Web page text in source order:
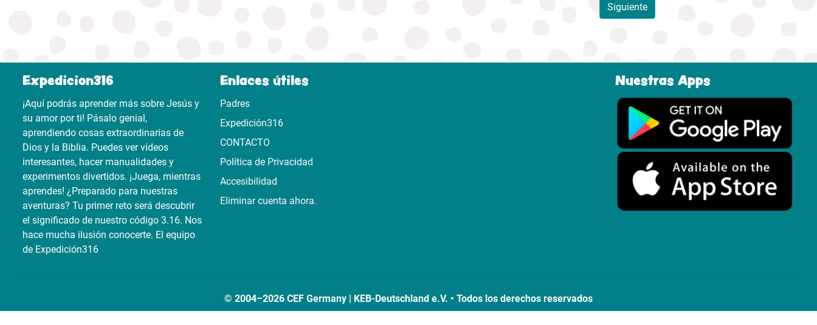
Siguiente
Expedicion316
¡Aquí podrás aprender más sobre Jesús y
su amor por ti! Pásalo genial,
aprendiendo cosas extraordinarias de
Dios y la Biblia. Puedes ver vídeos
interesantes, hacer manualidades y
experimentos divertidos. ¡Juega, mientras
aprendes! ¿Preparado para nuestras
aventuras? Tu primer reto será descubrir
el significado de nuestro código 3.16. Nos
hace mucha ilusión conocerte. El equipo
de Expedición316
Enlaces útiles
Padres
Expedición316
CONTACTO
Política de Privacidad
Accesibilidad
Eliminar cuenta ahora.
Nuestras Apps
© 2004–2026 CEF Germany | KEB-Deutschland e.V. • Todos los derechos reservados